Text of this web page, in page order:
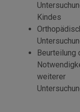
Kindes
Beurteilung
weiterer